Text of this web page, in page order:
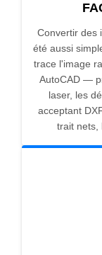
Convertir des
été aussi
trace l'image
AutoCAD —
laser, les
acceptant
trait nets,